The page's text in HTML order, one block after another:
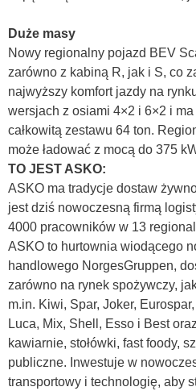
Duże masy
Nowy regionalny pojazd BEV
zarówno z kabiną R, jak i S, co
najwyższy komfort jazdy na
wersjach z osiami 4×2 i 6×2 i
całkowitą zestawu 64 ton.
może ładować z mocą do 375
TO JEST ASKO:
ASKO ma tradycje dostaw
jest dziś nowoczesną firmą
4000 pracowników w 13
ASKO to hurtownia wiodącego
handlowego NorgesGruppen,
zarówno na rynek spożywczy,
m.in. Kiwi, Spar, Joker,
Luca, Mix, Shell, Esso i Best
kawiarnie, stołówki, fast foody,
publiczne. Inwestuje w
transportowy i technologię, aby